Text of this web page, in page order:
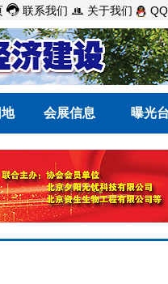
 联系我们  关于我们
会展信息 曝光台